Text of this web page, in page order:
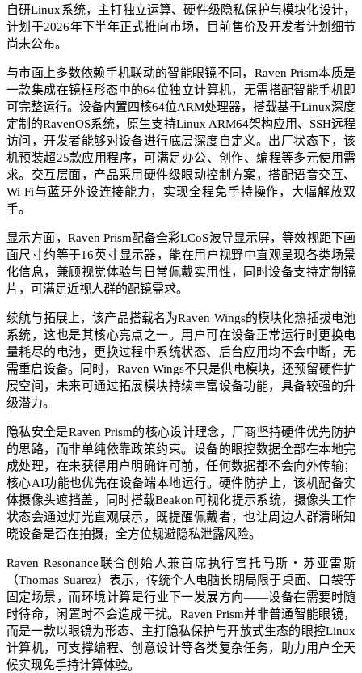
自研Linux系统，主打独立运算、硬件级隐私保护与模块化设计，
计划于2026年下半年正式推向市场，目前售价及开发者计划细节
尚未公布。
与市面上多数依赖手机联动的智能眼镜不同，Raven Prism本质是
一款集成在镜框形态中的64位独立计算机，无需搭配智能手机即
可完整运行。设备内置四核64位ARM处理器，搭载基于Linux深度
定制的RavenOS系统，原生支持Linux ARM64架构应用、SSH远程
访问，开发者能够对设备进行底层深度自定义。出厂状态下，该
机预装超25款应用程序，可满足办公、创作、编程等多元使用需
求。交互层面，产品采用硬件级眼动控制方案，搭配语音交互、
Wi-Fi与蓝牙外设连接能力，实现全程免手持操作，大幅解放双
手。
显示方面，Raven Prism配备全彩LCoS波导显示屏，等效视距下画
面尺寸约等于16英寸显示器，能在用户视野中直观呈现各类场景
化信息，兼顾视觉体验与日常佩戴实用性，同时设备支持定制镜
片，可满足近视人群的配镜需求。
续航与拓展上，该产品搭载名为Raven Wings的模块化热插拔电池
系统，这也是其核心亮点之一。用户可在设备正常运行时更换电
量耗尽的电池，更换过程中系统状态、后台应用均不会中断，无
需重启设备。同时，Raven Wings不只是供电模块，还预留硬件扩
展空间，未来可通过拓展模块持续丰富设备功能，具备较强的升
级潜力。
隐私安全是Raven Prism的核心设计理念，厂商坚持硬件优先防护
的思路，而非单纯依靠政策约束。设备的眼控数据全部在本地完
成处理，在未获得用户明确许可前，任何数据都不会向外传输；
核心AI功能也优先在设备端本地运行。硬件防护上，该机配备实
体摄像头遮挡盖，同时搭载Beakon可视化提示系统，摄像头工作
状态会通过灯光直观展示，既提醒佩戴者，也让周边人群清晰知
晓设备是否在拍摄，全方位规避隐私泄露风险。
Raven Resonance联合创始人兼首席执行官托马斯・苏亚雷斯
（Thomas Suarez）表示，传统个人电脑长期局限于桌面、口袋等
固定场景，而环境计算是行业下一发展方向——设备在需要时随
时待命，闲置时不会造成干扰。Raven Prism并非普通智能眼镜，
而是一款以眼镜为形态、主打隐私保护与开放式生态的眼控Linux
计算机，可支撑编程、创意设计等各类复杂任务，助力用户全天
候实现免手持计算体验。